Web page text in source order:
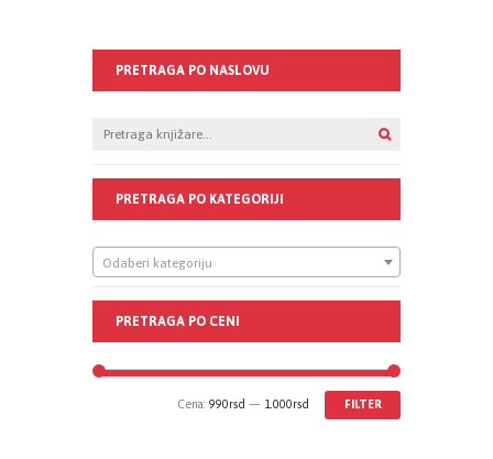
PRETRAGA PO NASLOVU
PRETRAGA PO KATEGORIJI
Odaberi kategoriju
PRETRAGA PO CENI
FILTER
Cena: 990rsd — 1.000rsd